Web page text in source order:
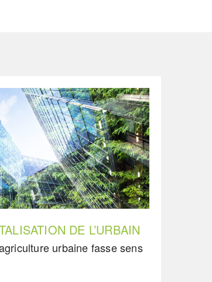
DE L’URBAIN
urbaine fasse sens